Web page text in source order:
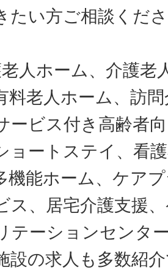
たい方ご相談くだ
人ホーム、介護老
料老人ホーム、訪
ービス付き高齢者
ョートステイ、看
機能ホーム、ケア
ス、居宅介護支援
テーションセンタ
設の求人も多数紹